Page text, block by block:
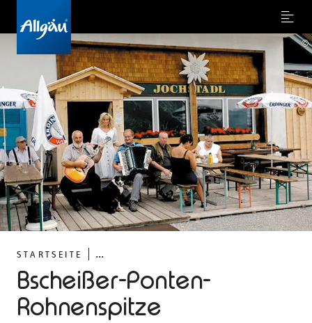
Menu
STARTSEITE ...
Bscheißer-Ponten-
Rohnenspitze
©